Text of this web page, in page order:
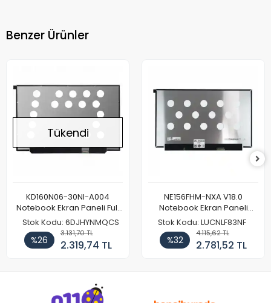
Benzer Ürünler
Tükendi
KD160N06-30NI-A004
Notebook Ekran Paneli Full
HD
Stok Kodu: 6DJHYNMQCS
%26
3.131,70 TL
2.319,74 TL
NE156FHM-NXA V18.0
Notebook Ekran Paneli
144Hz
Stok Kodu: LUCNLF83NF
%32
4.115,62 TL
2.781,52 TL